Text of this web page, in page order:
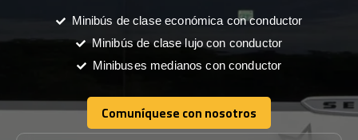
Minibús de clase económica con conductor
Minibús de clase lujo con conductor
Minibuses medianos con conductor
Comuníquese con nosotros
Comuníquese con nosotros